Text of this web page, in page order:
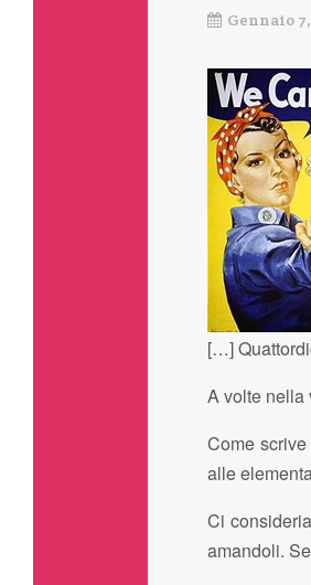
Gennaio 7,
[…]
A volte nella
Come
alle
Ci
amandoli.